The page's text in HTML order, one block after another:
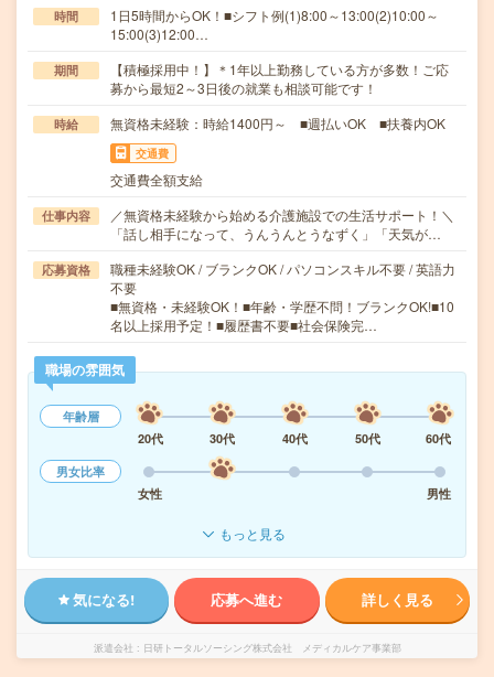
時間
1日5時間からOK！■シフト例(1)8:00～13:00(2)10:00～
15:00(3)12:00…
期間
【積極採用中！】＊1年以上勤務している方が多数！ご応
募から最短2～3日後の就業も相談可能です！
時給 無資格未経験：時給1400円～ ■週払いOK ■扶養内OK
交通費
交通費全額支給
仕事内容
／無資格未経験から始める介護施設での生活サポート！＼
「話し相手になって、うんうんとうなずく」「天気が…
応募資格
職種未経験OK / ブランクOK / パソコンスキル不要 / 英語力
不要
■無資格・未経験OK！■年齢・学歴不問！ブランクOK!■10
名以上採用予定！■履歴書不要■社会保険完…
職場の雰囲気
年齢層
20代
30代 40代 50代
60代
男女比率
女性
男性
もっと見る
気になる! 応募へ進む 詳しく見る
派遣会社 日研トータルソーシング株式会社 メディカルケア事業部